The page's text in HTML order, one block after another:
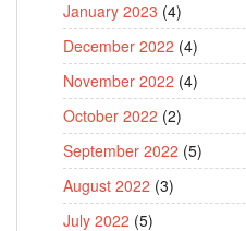
January 2023 (4)
December 2022 (4)
November 2022 (4)
October 2022 (2)
September 2022 (5)
August 2022 (3)
July 2022 (5)